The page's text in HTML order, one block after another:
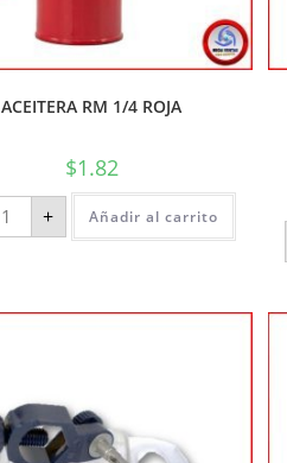
ACEITERA RM 1/4 ROJA
$1.82
+ Añadir al carrito